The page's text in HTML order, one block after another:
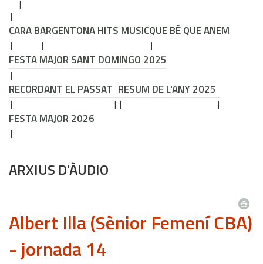
CARA BARGENTONA HITS MUSICQUE BÉ QUE ANEM
FESTA MAJOR SANT DOMINGO 2025
RECORDANT EL PASSAT RESUM DE L'ANY 2025
FESTA MAJOR 2026
ARXIUS D'ÀUDIO
Albert Illa (Sènior Femení CBA)
- jornada 14